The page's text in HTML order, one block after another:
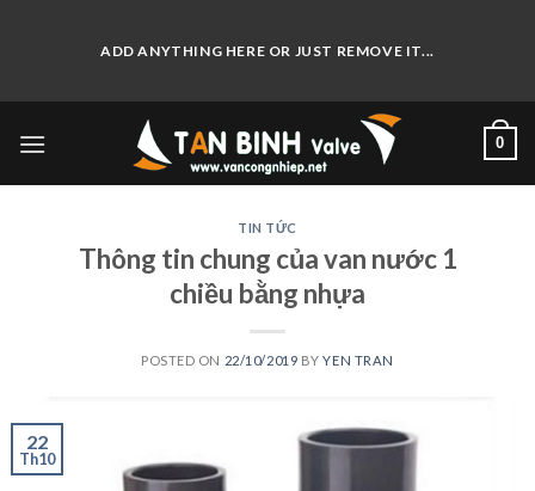
ADD ANYTHING HERE OR JUST REMOVE IT...
0
TIN TỨC
Thông tin chung của van nước 1
chiều bằng nhựa
POSTED ON 22/10/2019 BYYEN TRAN
22
Th10